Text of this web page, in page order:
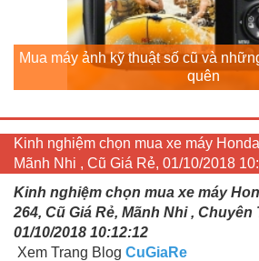
Mua máy ảnh kỹ thuật số cũ và
quên
Kinh nghiệm chọn mua xe máy
Mãnh Nhi , Cũ Giá Rẻ, 01/10/2018
Kinh nghiệm chọn mua xe máy
264, Cũ Giá Rẻ, Mãnh Nhi , Chuyên
01/10/2018 10:12:12
Xem Trang Blog CuGiaRe